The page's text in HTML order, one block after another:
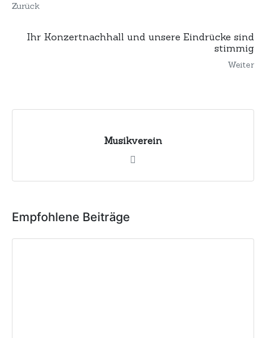
Zurück
Ihr Konzertnachhall und unsere Eindrücke sind
stimmig
Weiter
Musikverein
Empfohlene Beiträge